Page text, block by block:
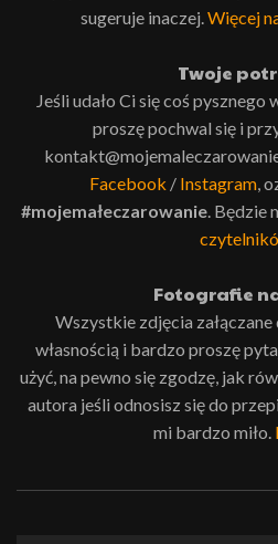
sugeruje inaczej. Więcej
Twoje
Jeśli udało Ci się coś pysznego
proszę pochwal się i
Facebook / Instagram ,
#mojemałeczarowanie. Będzie
Fotografie
Wszystkie zdjęcia
własnością i bardzo proszę
użyć, na pewno się zgodzę, jak
autora jeśli odnosisz się do
mi bardzo miło.